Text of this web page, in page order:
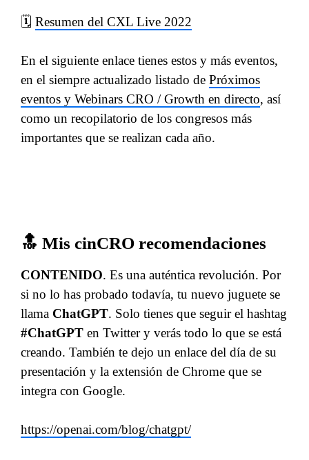
🗓 Resumen del CXL Live 2022
En el siguiente enlace tienes estos y más eventos,
en el siempre actualizado listado de Próximos
eventos y Webinars CRO / Growth en directo, así
como un recopilatorio de los congresos más
importantes que se realizan cada año.
🔝 Mis cinCRO recomendaciones
CONTENIDO. Es una auténtica revolución. Por
si no lo has probado todavía, tu nuevo juguete se
llama ChatGPT. Solo tienes que seguir el hashtag
#ChatGPT en Twitter y verás todo lo que se está
creando. También te dejo un enlace del día de su
presentación y la extensión de Chrome que se
integra con Google.
https://openai.com/blog/chatgpt/